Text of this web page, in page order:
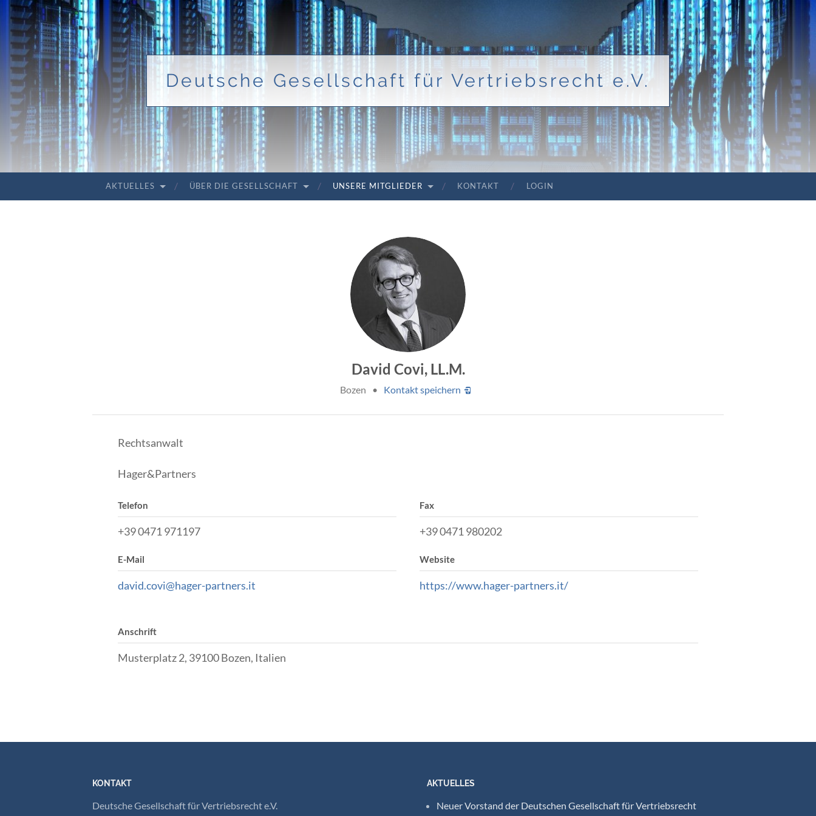
Deutsche Gesellschaft für Vertriebsrecht e.V.
ZUM INHALT SPRINGENAKTUELLES ÜBER DIE GESELLSCHAFT UNSERE MITGLIEDER KONTAKT LOGIN
David Covi, LL.M.
Bozen • Kontakt speichern
Rechtsanwalt
Hager&Partners
Telefon
+39 0471 971197
E-Mail
david.covi@hager-partners.it
Fax
+39 0471 980202
Website
https://www.hager-partners.it/
Anschrift
Musterplatz 2, 39100 Bozen, Italien
KONTAKT
Deutsche Gesellschaft für Vertriebsrecht e.V.
AKTUELLES
Neuer Vorstand der Deutschen Gesellschaft für Vertriebsrecht